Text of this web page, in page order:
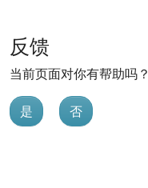
反馈
当前页面对你有帮助吗？
是 否